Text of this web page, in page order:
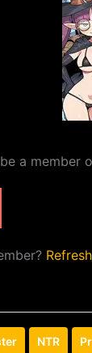
a member
Refresh
NTR